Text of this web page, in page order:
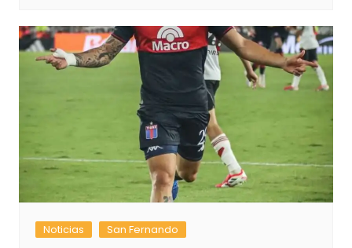
Noticias San Fernando